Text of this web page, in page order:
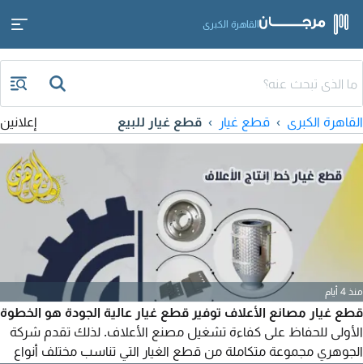
القاهرة الكبرى
القاهرة الكبرى قطع غيار قطع غيار للبيع إعلانين
منذ 4 أيام
قطع غيار مصانع الأعلاف توفير قطع غيار عالية الجودة هو الخطوة
الأولى للحفاظ على كفاءة تشغيل مصنع الأعلاف. لذلك تقدم شركة
الجوهري مجموعة متكاملة من قطع الغيار التي تناسب مختلف أنواع